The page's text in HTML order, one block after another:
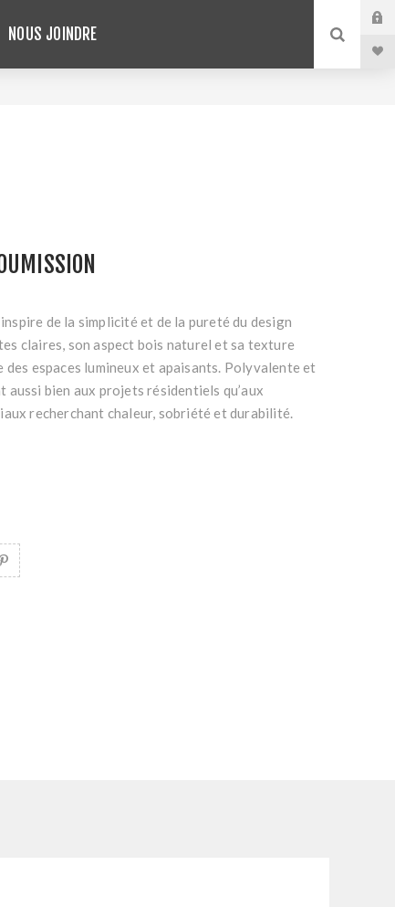
NOUS JOINDRE
de la simplicité et de la pureté du design
claires, son aspect bois naturel et sa texture
espaces lumineux et apaisants. Polyvalente et
aussi bien aux projets résidentiels qu’aux
recherchant chaleur, sobriété et durabilité.